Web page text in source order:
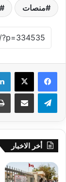
منصات
أخر الاخبار